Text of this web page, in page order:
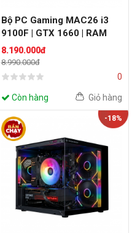
Bộ PC Gaming MAC26 i3
9100F | GTX 1660 | RAM
8GB
8.190.000đ
8.990.000đ
0
Còn hàng Giỏ hàng
-18%